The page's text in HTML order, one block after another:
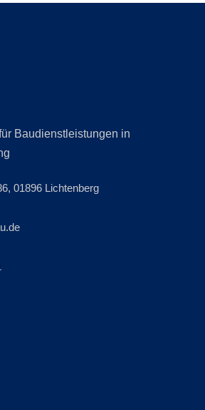
Baudienstleistungen in
01896 Lichtenberg